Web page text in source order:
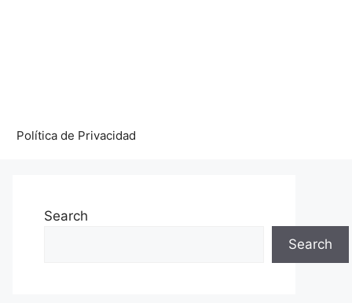
Política de Privacidad
Search
Search